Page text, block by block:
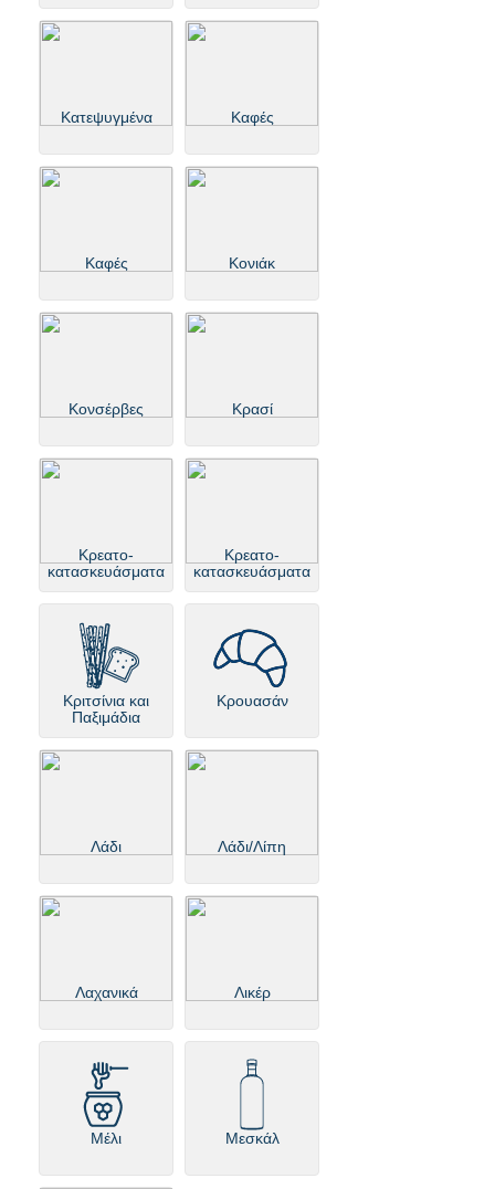
Κατεψυγμένα Καφές
Καφές Κονιάκ
Κονσέρβες Κρασί
Κρεατο-
κατασκευάσματα
Κρεατο-
κατασκευάσματα
Κριτσίνια και
Παξιμάδια
Κρουασάν
Λάδι Λάδι/Λίπη
Λαχανικά Λικέρ
Μέλι Μεσκάλ